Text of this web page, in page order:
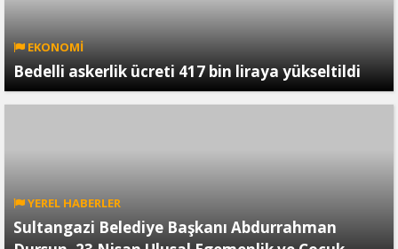
EKONOMİ
Bedelli askerlik ücreti 417 bin liraya yükseltildi
YEREL HABERLER
Sultangazi Belediye Başkanı Abdurrahman